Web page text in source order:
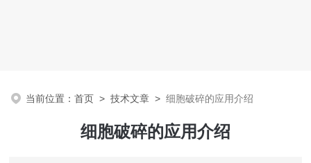
当前位置：首页 >技术文章 >细胞破碎的应用介绍
细胞破碎的应用介绍